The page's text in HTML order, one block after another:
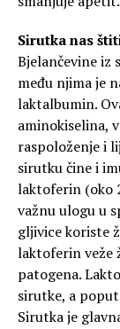
Sirutka nas
Bjelančevine iz
među njima je
laktalbumin.
aminokiselina,
raspoloženje i
sirutku čine i
laktoferin (oko
važnu ulogu u
gljivice koriste
laktoferin veže
patogena.
sirutke, a
Sirutka je